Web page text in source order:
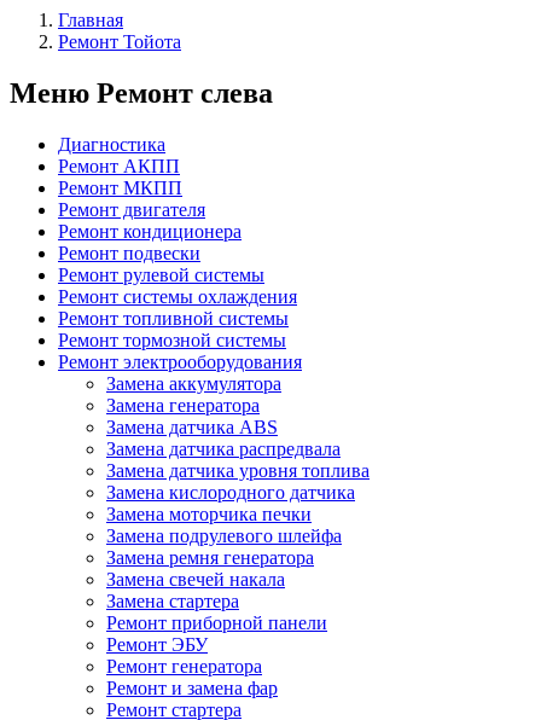
Главная
Ремонт Тойота
Меню Ремонт слева
Диагностика
Ремонт АКПП
Ремонт МКПП
Ремонт двигателя
Ремонт кондиционера
Ремонт подвески
Ремонт рулевой системы
Ремонт системы охлаждения
Ремонт топливной системы
Ремонт тормозной системы
Ремонт электрооборудования
Замена аккумулятора
Замена генератора
Замена датчика ABS
Замена датчика распредвала
Замена датчика уровня топлива
Замена кислородного датчика
Замена моторчика печки
Замена подрулевого шлейфа
Замена ремня генератора
Замена свечей накала
Замена стартера
Ремонт приборной панели
Ремонт ЭБУ
Ремонт генератора
Ремонт и замена фар
Ремонт стартера